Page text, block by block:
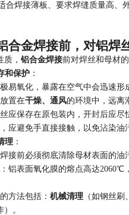
合焊接薄板、要求焊缝质量高、
合金焊接前，对铝焊
， 铝合金焊接前对焊丝和母材
和保护 ：
易氧化，暴露在空气中会迅速形
置在干燥、通风的环境中，远离
应保存在原包装内，开封后应尽
应避免手直接接触，以免沾染油
理 ：
焊接前必须彻底清除母材表面的
：铝表面氧化膜的熔点高达
方法包括： 机械清理 （如钢丝
。